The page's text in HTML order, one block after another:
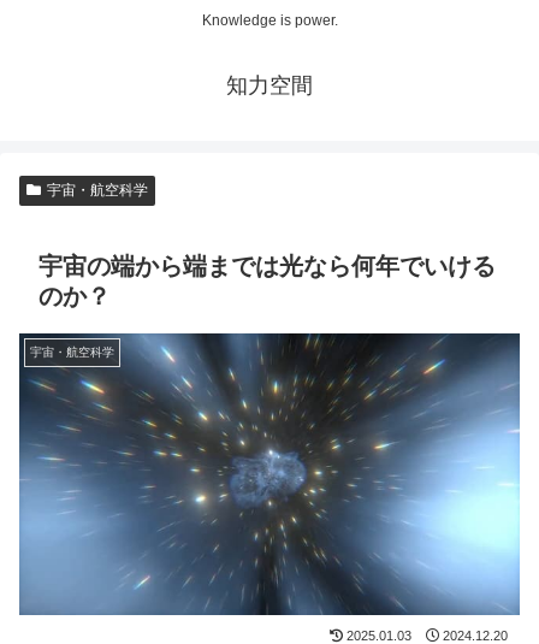
Knowledge is power.
知力空間
宇宙・航空科学
宇宙の端から端までは光なら何年でいける
のか？
宇宙・航空科学
2025.01.03 2024.12.20